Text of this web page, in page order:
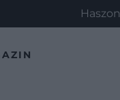
Haszon